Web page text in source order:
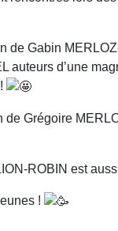
de Gabin
auteurs d’une
de Grégoire
ROBIN est
!